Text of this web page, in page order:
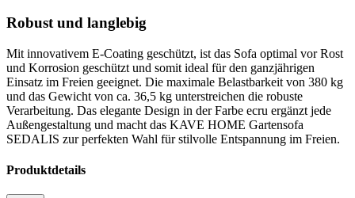
Robust und langlebig
Mit innovativem E-Coating geschützt, ist das Sofa optimal vor Rost
und Korrosion geschützt und somit ideal für den ganzjährigen
Einsatz im Freien geeignet. Die maximale Belastbarkeit von 380 kg
und das Gewicht von ca. 36,5 kg unterstreichen die robuste
Verarbeitung. Das elegante Design in der Farbe ecru ergänzt jede
Außengestaltung und macht das KAVE HOME Gartensofa
SEDALIS zur perfekten Wahl für stilvolle Entspannung im Freien.
Produktdetails